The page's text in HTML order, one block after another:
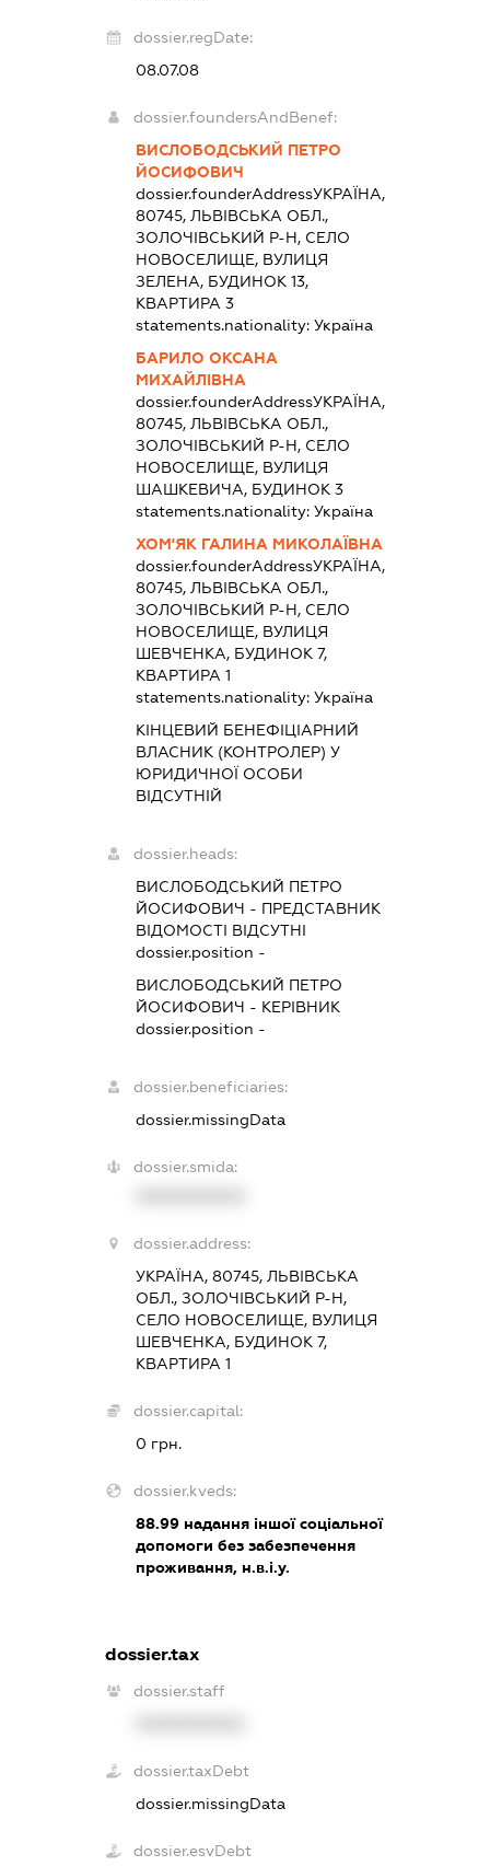
dossier.regDate:
08.07.08
dossier.foundersAndBenef:
ВИСЛОБОДСЬКИЙ ПЕТРО
ЙОСИФОВИЧ
dossier.founderAddressУКРАЇНА,
80745, ЛЬВІВСЬКА ОБЛ.,
ЗОЛОЧІВСЬКИЙ Р-Н, СЕЛО
НОВОСЕЛИЩЕ, ВУЛИЦЯ
ЗЕЛЕНА, БУДИНОК 13,
КВАРТИРА 3
statements.nationality:Україна
БАРИЛО ОКСАНА
МИХАЙЛІВНА
dossier.founderAddressУКРАЇНА,
80745, ЛЬВІВСЬКА ОБЛ.,
ЗОЛОЧІВСЬКИЙ Р-Н, СЕЛО
НОВОСЕЛИЩЕ, ВУЛИЦЯ
ШАШКЕВИЧА, БУДИНОК 3
statements.nationality:Україна
ХОМ'ЯК ГАЛИНА МИКОЛАЇВНА
dossier.founderAddressУКРАЇНА,
80745, ЛЬВІВСЬКА ОБЛ.,
ЗОЛОЧІВСЬКИЙ Р-Н, СЕЛО
НОВОСЕЛИЩЕ, ВУЛИЦЯ
ШЕВЧЕНКА, БУДИНОК 7,
КВАРТИРА 1
statements.nationality:Україна
КІНЦЕВИЙ БЕНЕФІЦІАРНИЙ
ВЛАСНИК (КОНТРОЛЕР) У
ЮРИДИЧНОЇ ОСОБИ
ВІДСУТНІЙ
dossier.heads:
ВИСЛОБОДСЬКИЙ ПЕТРО
ЙОСИФОВИЧ - ПРЕДСТАВНИК
ВІДОМОСТІ ВІДСУТНІ
dossier.position -
ВИСЛОБОДСЬКИЙ ПЕТРО
ЙОСИФОВИЧ - КЕРІВНИК
dossier.position -
dossier.beneficiaries:
dossier.missingData
dossier.smida:
dossier.address:
УКРАЇНА, 80745, ЛЬВІВСЬКА
ОБЛ., ЗОЛОЧІВСЬКИЙ Р-Н,
СЕЛО НОВОСЕЛИЩЕ, ВУЛИЦЯ
ШЕВЧЕНКА, БУДИНОК 7,
КВАРТИРА 1
dossier.capital:
0 грн.
dossier.kveds:
88.99 надання іншої соціальної
допомоги без забезпечення
проживання, н.в.і.у.
dossier.tax
dossier.staff
dossier.taxDebt
dossier.missingData
dossier.esvDebt